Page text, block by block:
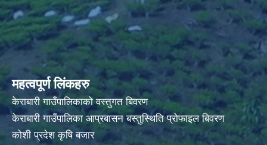
महत्वपूर्ण लिंकहरु
केराबारी गाउँपालिकाको वस्तुगत बिवरण
केराबारी गाउँपालिका आप्रबासन बस्तुस्थिति प्रोफाइल बिवरण
कोशी प्रदेश कृषि बजार